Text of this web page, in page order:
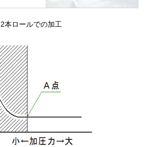
2本ロールでの加工